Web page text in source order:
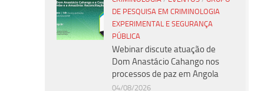
DE PESQUISA EM CRIMINOLOGIA
EXPERIMENTAL E SEGURANÇA
PÚBLICA
Webinar discute atuação de
Dom Anastácio Cahango nos
processos de paz em Angola
04/08/2026